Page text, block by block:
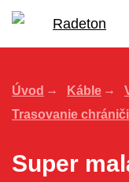
Úvod Káble
Trasovanie
Super